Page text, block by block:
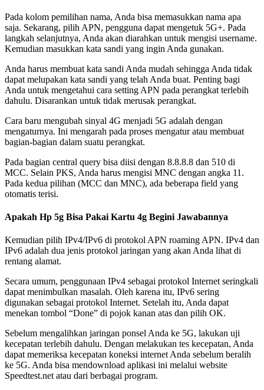
Pada kolom pemilihan nama, Anda bisa memasukkan nama apa
saja. Sekarang, pilih APN, pengguna dapat mengetuk 5G+. Pada
langkah selanjutnya, Anda akan diarahkan untuk mengisi username.
Kemudian masukkan kata sandi yang ingin Anda gunakan.
Anda harus membuat kata sandi Anda mudah sehingga Anda tidak
dapat melupakan kata sandi yang telah Anda buat. Penting bagi
Anda untuk mengetahui cara setting APN pada perangkat terlebih
dahulu. Disarankan untuk tidak merusak perangkat.
Cara baru mengubah sinyal 4G menjadi 5G adalah dengan
mengaturnya. Ini mengarah pada proses mengatur atau membuat
bagian-bagian dalam suatu perangkat.
Pada bagian central query bisa diisi dengan 8.8.8.8 dan 510 di
MCC. Selain PKS, Anda harus mengisi MNC dengan angka 11.
Pada kedua pilihan (MCC dan MNC), ada beberapa field yang
otomatis terisi.
Apakah Hp 5g Bisa Pakai Kartu 4g Begini Jawabannya
Kemudian pilih IPv4/IPv6 di protokol APN roaming APN. IPv4 dan
IPv6 adalah dua jenis protokol jaringan yang akan Anda lihat di
rentang alamat.
Secara umum, penggunaan IPv4 sebagai protokol Internet seringkali
dapat menimbulkan masalah. Oleh karena itu, IPv6 sering
digunakan sebagai protokol Internet. Setelah itu, Anda dapat
menekan tombol “Done” di pojok kanan atas dan pilih OK.
Sebelum mengalihkan jaringan ponsel Anda ke 5G, lakukan uji
kecepatan terlebih dahulu. Dengan melakukan tes kecepatan, Anda
dapat memeriksa kecepatan koneksi internet Anda sebelum beralih
ke 5G. Anda bisa mendownload aplikasi ini melalui website
Speedtest.net atau dari berbagai program.